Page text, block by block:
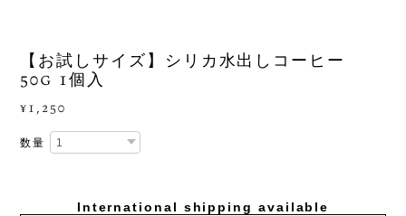
【お試しサイズ】シリカ水出しコーヒー
50g 1個入
¥1,250
数量
International shipping available